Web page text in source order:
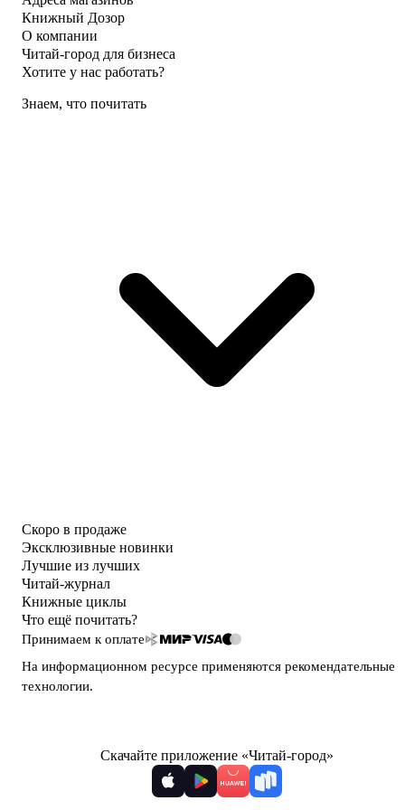
Книжный Дозор
О компании
Читай-город для бизнеса
Хотите у нас работать?
Знаем, что почитать
Скоро в продаже
Эксклюзивные новинки
Лучшие из лучших
Читай-журнал
Книжные циклы
Что ещё почитать?
Принимаем к оплате
На информационном ресурсе применяются рекомендательные
технологии.
Скачайте приложение «Читай-город»